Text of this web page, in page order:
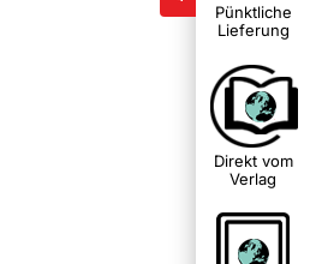
Pünktliche
Lieferung
Direkt vom
Verlag